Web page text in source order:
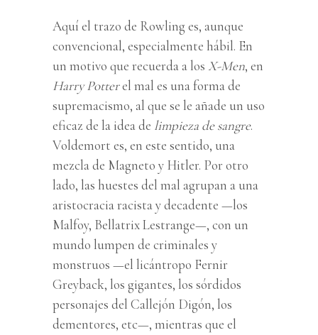
Aquí el trazo de Rowling es, aunque
convencional, especialmente hábil. En
un motivo que recuerda a los X-Men, en
Harry Potterel mal es una forma de
supremacismo, al que se le añade un uso
eficaz de la idea de limpieza de sangre.
Voldemort es, en este sentido, una
mezcla de Magneto y Hitler. Por otro
lado, las huestes del mal agrupan a una
aristocracia racista y decadente —los
Malfoy, Bellatrix Lestrange—, con un
mundo lumpen de criminales y
monstruos —el licántropo Fernir
Greyback, los gigantes, los sórdidos
personajes del Callejón Digón, los
dementores, etc—, mientras que el